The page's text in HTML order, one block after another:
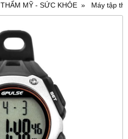
THẨM MỸ - SỨC KHỎE Máy tập